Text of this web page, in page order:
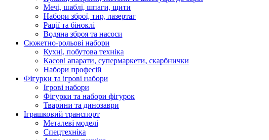
Мечі, шаблі, шпаги, щити
Набори зброї, тир, лазертаг
Рації та біноклі
Водяна зброя та насоси
Сюжетно-рольові набори
Кухні, побутова техніка
Касові апарати, супермаркети, скарбнички
Набори професій
Фігурки та ігрові набори
Ігрові набори
Фігурки та набори фігурок
Тварини та динозаври
Іграшковий транспорт
Металеві моделі
Спецтехніка